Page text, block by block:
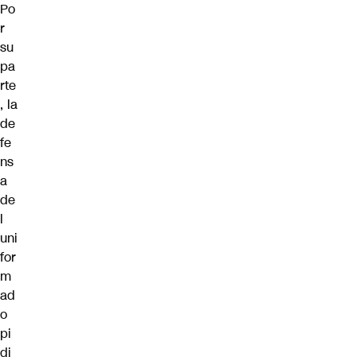
Po
r
su
pa
rte
, la
de
fe
ns
a
de
l
uni
for
m
ad
o
pi
di